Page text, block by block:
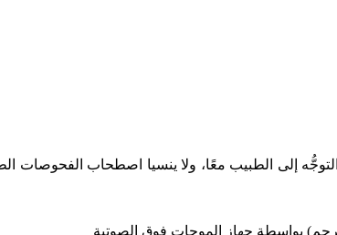
إلى الطبيب معًا، ولا ينسيا اصطحاب الفحوصات